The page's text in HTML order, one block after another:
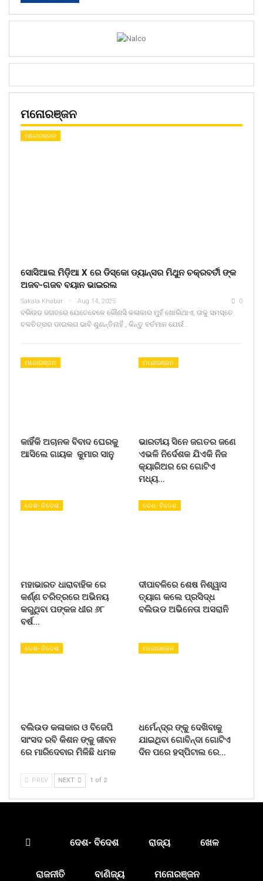
ମନୋରଞ୍ଜନ
ମନୋରଞ୍ଜନ
ସୋସିଆଲ ମିଡ଼ିଆ X ରେ ଡିସ୍କୋ ଡ୍ୟାନ୍ସର ମିଥୁନ ଚକ୍ରବର୍ତୀ ଙ୍କ
ଅଜବ-ଗଜବ ବୟାନ ଭାଇରଲ
Sakala Khabar Aug 14, 2025 0
ବଲିଉଡ ଜଗତରେ ଯେତେବେଳେ କୌଣସି କଳାକାର ମୁହଁ ଖୋଲିଥାଏ, ତାକୁ ସମସ୍ତେ
ଚଳଚିତ୍ରର ଡାଇଲଗ ଭାବି ଶୁଣନ୍ତିନାହିଁ , କିନ୍ତୁ ବର୍ତମାନ ଯେଉଁ…
ମନୋରଞ୍ଜନ
କାହିଁକି ଅଚାନକ ବିବାଦ ଘେରକୁ
ଆସିଲେ ଗାୟକ କୁମାର ସାନୁ
ମନୋରଞ୍ଜନ
ଭାରତୀୟ ସିନେ ଜଗତର ଜଣେ
ଏଭଳି ନିର୍ଦେଶକ ଯିଏକି ନିଜ
କ୍ୟାରିଅର ରେ ଗୋଟିଏ
ମଧ୍ୟ…
ଦେଶ- ବିଦେଶ
ମହାଭାରତ ଧାରାବାହିକ ରେ
କର୍ଣ୍ଣ ଚରିତ୍ରରେ ଅଭିନୟ
କରୁଥିବା ପଙ୍କଜ ଧୀର ୬୮
ବର୍ଷ…
ଦେଶ- ବିଦେଶ
ଦୀପାବଳିରେ ଶେଷ ନିଶ୍ୱାସ
ତ୍ୟାଗ କଲେ ପ୍ରସିଦ୍ଧ
ବଲିଉଡ ଅଭିନେତା ଅସରାନି
ଦେଶ- ବିଦେଶ
ବଲିଉଡ କଳାକାର ଓ ବିଜେପି
ସାଂସଦ ରବି କିଶନ ଙ୍କୁ ଜୀବନ
ରେ ମାରିଦେବାର ମିଳିଛି ଧମକ
ମନୋରଞ୍ଜନ
ଧର୍ମେନ୍ଦ୍ର ଙ୍କୁ ଦେଖିବାକୁ
ଯାଇଥିବା ଗୋବିନ୍ଦା ଗୋଟିଏ
ଦିନ ପରେ ହସ୍ପିଟାଲ ରେ…
PREV NEXT 1 of 2
ଦେଶ- ବିଦେଶ ରାଜ୍ୟ ଖେଳ
ରାଜନୀତି ବାଣିଜ୍ୟ ମନୋରଞ୍ଜନ